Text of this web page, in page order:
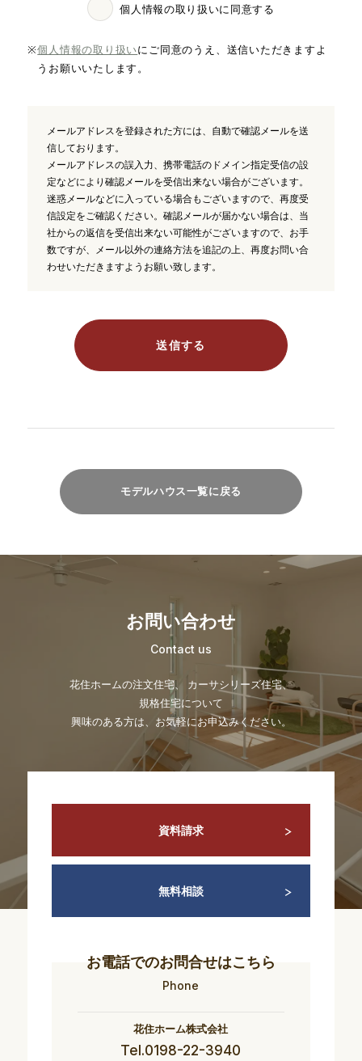
個人情報の取り扱いに同意する
※個人情報の取り扱いにご同意のうえ、送信いただきますよ
うお願いいたします。
メールアドレスを登録された方には、自動で確認メールを送
信しております。
メールアドレスの誤入力、携帯電話のドメイン指定受信の設
定などにより確認メールを受信出来ない場合がございます。
迷惑メールなどに入っている場合もございますので、再度受
信設定をご確認ください。確認メールが届かない場合は、当
社からの返信を受信出来ない可能性がございますので、お手
数ですが、メール以外の連絡方法を追記の上、再度お問い合
わせいただきますようお願い致します。
モデルハウス一覧に戻る
お問い合わせ
Contact us
花住ホームの注文住宅、 カーサシリーズ住宅、
規格住宅について
興味のある方は、お気軽にお申込みください。
資料請求
無料相談
お電話でのお問合せはこちら
Phone
花住ホーム株式会社
Tel.0198-22-3940